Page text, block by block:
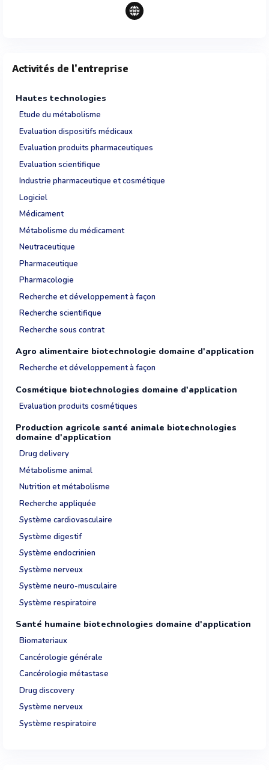
Activités de l'entreprise
Hautes technologies
Etude du métabolisme
Evaluation dispositifs médicaux
Evaluation produits pharmaceutiques
Evaluation scientifique
Industrie pharmaceutique et cosmétique
Logiciel
Médicament
Métabolisme du médicament
Neutraceutique
Pharmaceutique
Pharmacologie
Recherche et développement à façon
Recherche scientifique
Recherche sous contrat
Agro alimentaire biotechnologie domaine d'application
Recherche et développement à façon
Cosmétique biotechnologies domaine d'application
Evaluation produits cosmétiques
Production agricole santé animale biotechnologies
domaine d'application
Drug delivery
Métabolisme animal
Nutrition et métabolisme
Recherche appliquée
Système cardiovasculaire
Système digestif
Système endocrinien
Système nerveux
Système neuro-musculaire
Système respiratoire
Santé humaine biotechnologies domaine d'application
Biomateriaux
Cancérologie générale
Cancérologie métastase
Drug discovery
Système nerveux
Système respiratoire